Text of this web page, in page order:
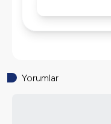
Yorumlar